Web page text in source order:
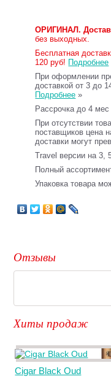
ОРИГИНАЛ.
без выходных.
Бесплатная
120 руб! Подробнее
При оформлении
доставкой от 3 до
Подробнее »
Рассрочка до 4
При отсутствии
поставщиков цена
доставки могут
Travel версии на 3,
Полный
Упаковка товара
Отзывы
Хиты продаж
Cigar Black Oud